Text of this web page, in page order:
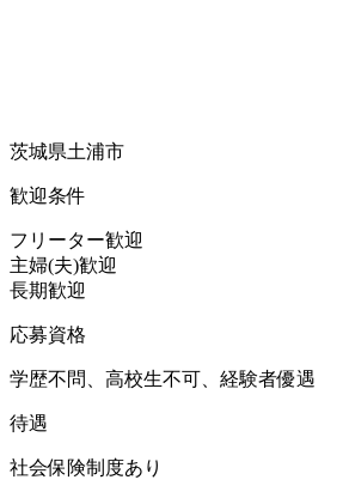
茨城県土浦市
歓迎条件
フリーター歓迎
主婦(夫)歓迎
長期歓迎
応募資格
学歴不問、高校生不可、経験者優遇
待遇
社会保険制度あり